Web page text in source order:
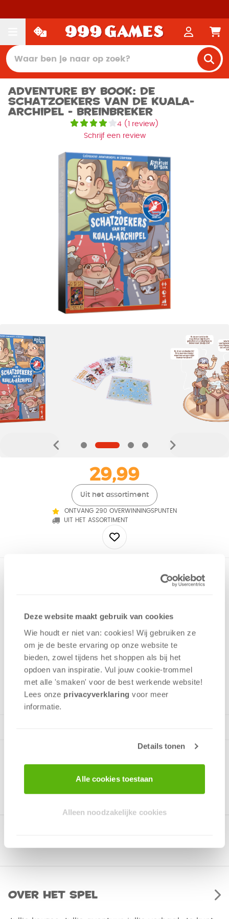
Deze website maakt gebruik van cookies
Wie houdt er niet van: cookies! Wij gebruiken ze
om je de beste ervaring op onze website te
bieden, zowel tijdens het shoppen als bij het
opdoen van inspiratie. Vul jouw cookie-trommel
met alle 'smaken' voor de best werkende website​!
Lees onze privacyverklaring voor meer
informatie.
Details tonen
Alle cookies toestaan
Alleen noodzakelijke cookies
Adventure By Book: De
Schatzoekers van de Kuala-
archipel - Breinbreker
4 ( 1 review )
Schrijf een review
29,99
Uit het assortiment
ONTVANG 290 OVERWINNINGSPUNTEN
UIT HET ASSORTIMENT
Ga op schattenjacht in dit innovatieve avonturenspel in
stripvorm. Alle spelers kiezen een karakter, krijgen hun eigen
peratief
Interactie
1 - 4 spelers +/- 45 min v.a. 7 jaar
Over het spel